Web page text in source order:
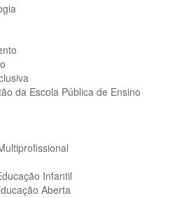
da Escola Pública de Ensino
Infantil
Aberta